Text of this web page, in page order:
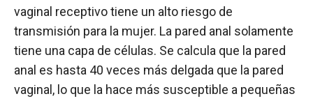
vaginal receptivo tiene un alto riesgo de
transmisión para la mujer. La pared anal solamente
tiene una capa de células. Se calcula que la pared
anal es hasta 40 veces más delgada que la pared
vaginal, lo que la hace más susceptible a pequeñas